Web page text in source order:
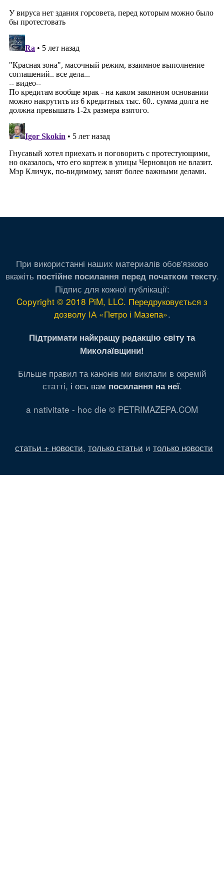
При використанні наших материалів обов'язково
вкажіть постійне посилання перед початком тексту.
Підпис для кожної публікації:
Copyright © 2018 PiM, LLC. Передруковується з
дозволу ІА «Петро і Мазепа».
Підтримати найкращу редакцію світу та
Миколаївщини!
Більше правил та канонів ми виклали в окремій
статті, і ось вам посилання на неї.
a nativitate - hoc die © PETRIMAZEPA.COM
статьи + новости, только статьи и только новости